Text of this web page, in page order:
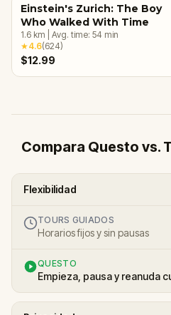
Einstein's Zurich: The Boy
Who Walked With Time
1.6 km Avg. time: 54 min
★4.6(624)
$12.99
Compara Questo vs.
Flexibilidad
TOURS GUIADOS
Horarios fijos y sin pausas
QUESTO
Empieza, pausa y reanuda